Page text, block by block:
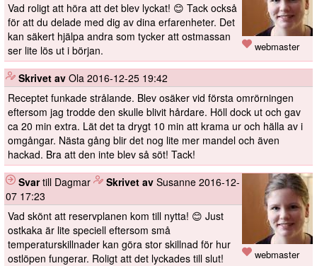
webmaster
Vad roligt att höra att det blev lyckat! 😊 Tack också
för att du delade med dig av dina erfarenheter. Det
kan säkert hjälpa andra som tycker att ostmassan
ser lite lös ut i början.
Skrivet av Ola 2016-12-25 19:42
Receptet funkade strålande. Blev osäker vid första omrörningen
eftersom jag trodde den skulle blivit hårdare. Höll dock ut och gav
ca 20 min extra. Lät det ta drygt 10 min att krama ur och hälla av i
omgångar. Nästa gång blir det nog lite mer mandel och även
hackad. Bra att den inte blev så söt! Tack!
webmaster
Svartill Dagmar Skrivet av Susanne 2016-12-
07 17:23
Vad skönt att reservplanen kom till nytta! 😊 Just
ostkaka är lite speciell eftersom små
temperaturskillnader kan göra stor skillnad för hur
ostlöpen fungerar. Roligt att det lyckades till slut!